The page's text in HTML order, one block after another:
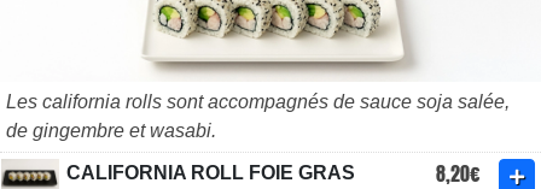
Les california rolls sont accompagnés de sauce soja salée,
de gingembre et wasabi.
CALIFORNIA ROLL FOIE GRAS
8,20€